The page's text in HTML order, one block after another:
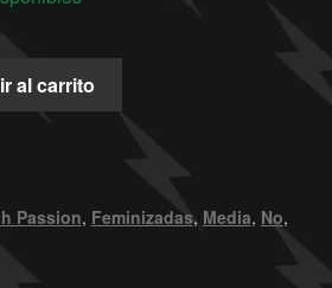
al carrito
Passion, Feminizadas, Media, No,